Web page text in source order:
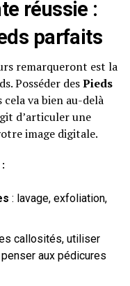
réussie :
parfaits
remarqueront est la
Posséder desPieds
va bien au-delà
d’articuler une
image digitale.
: lavage, exfoliation,
callosités, utiliser
aux pédicures